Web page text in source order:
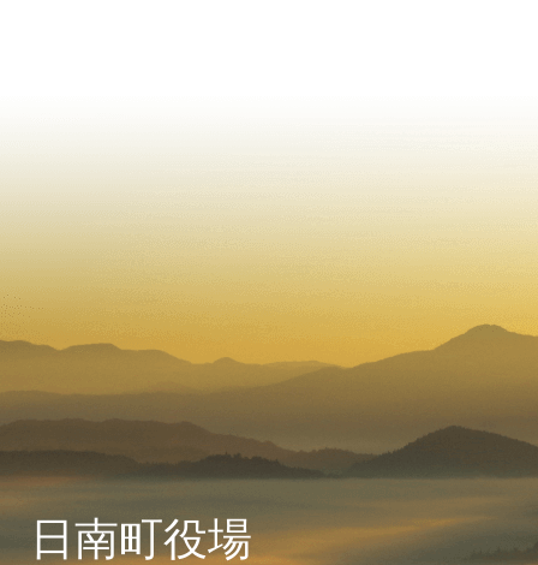
日南町役場